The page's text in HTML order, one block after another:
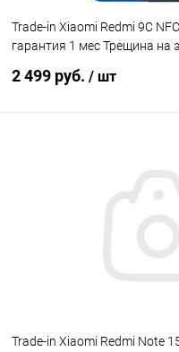
Trade-in Xiaomi Redmi 9C
гарантия 1 мес Трещина на
2 499 руб. / шт
Trade-in Xiaomi Redmi Note